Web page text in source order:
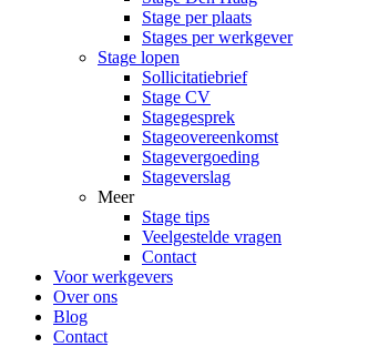
Stage per plaats
Stages per werkgever
Stage lopen
Sollicitatiebrief
Stage CV
Stagegesprek
Stageovereenkomst
Stagevergoeding
Stageverslag
Meer
Stage tips
Veelgestelde vragen
Contact
Voor werkgevers
Over ons
Blog
Contact